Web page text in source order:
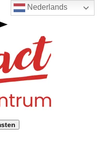
Nederlands